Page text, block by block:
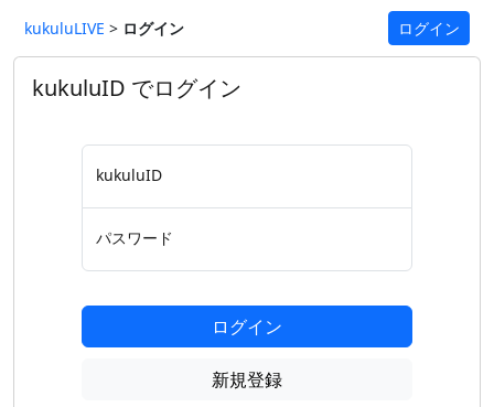
kukuluLIVE > ログイン ログイン
kukuluID でログイン
kukuluID
パスワード
ログイン
新規登録